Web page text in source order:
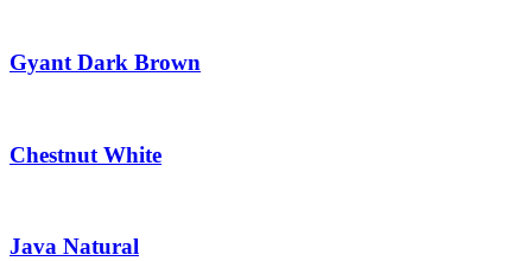
Gyant Dark Brown
Chestnut White
Java Natural